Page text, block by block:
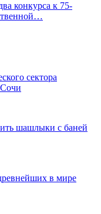
конкурса к 75-
сектора
шашлыки с баней
в мире